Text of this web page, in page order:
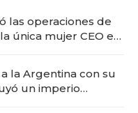
las operaciones de
única mujer CEO en
la Argentina con su
un imperio